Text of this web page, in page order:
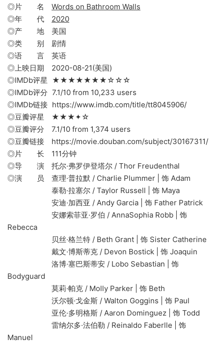
◎片 名 Words on Bathroom Walls
◎年 代 2020
◎产 地 美国
◎类 别 剧情
◎语 言 英语
◎上映日期 2020-08-21(美国)
◎IMDb评星 ★★★★★★★☆☆☆
◎IMDb评分 7.1/10 from 10,233 users
◎IMDb链接 https://www.imdb.com/title/tt8045906/
◎豆瓣评星 ★★★✦☆
◎豆瓣评分 7.1/10 from 1,374 users
◎豆瓣链接 https://movie.douban.com/subject/30167311/
◎片 长 111分钟
◎导 演 托尔·弗罗伊登塔尔 / Thor Freudenthal
◎演 员 查理·普拉默 / Charlie Plummer | 饰 Adam
泰勒·拉塞尔 / Taylor Russell | 饰 Maya
安迪·加西亚 / Andy Garcia | 饰 Father Patrick
安娜索菲亚·罗伯 / AnnaSophia Robb | 饰
Rebecca
贝丝·格兰特 / Beth Grant | 饰 Sister Catherine
戴文·博斯蒂克 / Devon Bostick | 饰 Joaquin
洛博·塞巴斯蒂安 / Lobo Sebastian | 饰
Bodyguard
莫莉·帕克 / Molly Parker | 饰 Beth
沃尔顿·戈金斯 / Walton Goggins | 饰 Paul
亚伦·多明格斯 / Aaron Dominguez | 饰 Todd
雷纳尔多·法伯勒 / Reinaldo Faberlle | 饰
Manuel